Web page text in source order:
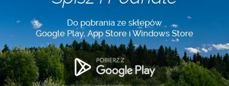
Do pobrania ze sklepów
Google Play, App Store i Windows Store